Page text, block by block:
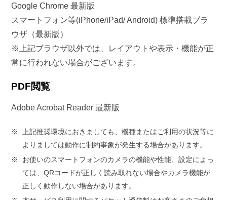
Google Chrome 最新版
スマートフォン等(iPhone/iPad/ Android) 標準搭載ブラ
ウザ（最新版）
※上記ブラウザ以外では、レイアウトや表示・機能が正
常に行われない場合がございます。
PDF閲覧
Adobe Acrobat Reader 最新版
※
上記推奨環境におきましても、機種またはご利用の状況等に
よりましては動作に制約事象が発生する場合があります。
※
お使いのスマートフォンのカメラの機能や性能、設定によっ
ては、QRコードが正しく読み取れない場合やカメラ機能が
正しく動作しない場合があります。